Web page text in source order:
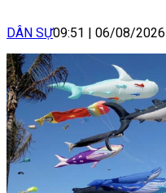
DÂN SỰ09:51 06/08/2026